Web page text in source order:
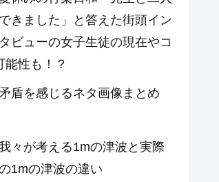
できました」と答えた街頭イン
タビューの女子生徒の現在やコ
能性も！？
盾を感じるネタ画像まとめ
々が考える1mの津波と実際
1mの津波の違い